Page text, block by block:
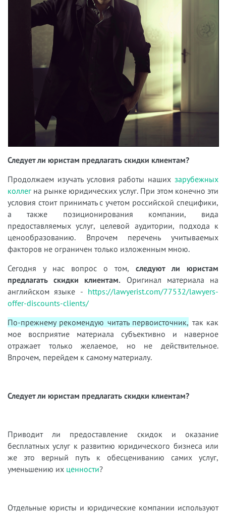
Следует ли юристам предлагать скидки клиентам?
Продолжаем изучать условия работы наших зарубежных
коллег на рынке юридических услуг. При этом конечно эти
условия стоит принимать с учетом российской специфики,
а также позиционирования компании, вида
предоставляемых услуг, целевой аудитории, подхода к
ценообразованию. Впрочем перечень учитываемых
факторов не ограничен только изложенным мною.
Сегодня у нас вопрос о том, следуют ли юристам
предлагать скидки клиентам. Оригинал материала на
английском языке - https://lawyerist.com/77532/lawyers-
offer-discounts-clients/
По-прежнему рекомендую читать первоисточник, так как
мое восприятие материала субъективно и наверное
отражает только желаемое, но не действительное.
Впрочем, перейдем к самому материалу.
Следует ли юристам предлагать скидки клиентам?
Приводит ли предоставление скидок и оказание
бесплатных услуг к развитию юридического бизнеса или
же это верный путь к обесцениванию самих услуг,
уменьшению их ценности?
Отдельные юристы и юридические компании используют